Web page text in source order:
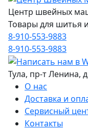
Центр швейных
Товары для шитья
8-910-553-9883
8-910-553-9883
Тула, пр-т Ленина,
О нас
Доставка и
Сервисный
Контакты